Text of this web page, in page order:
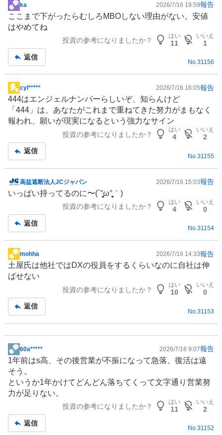
掲
示
板
ka 2026/7/16 19:59報告
ここまで下がったらむしろMBOしない理由がない。安値
はやめてね
投資の参考になりましたか？
はい
11
いいえ
1
返信
No.31156
掲
示
記
cyl***** 2026/7/16 16:05報告
444はエンジェルナンバーらしいぞ、知らんけど
「444」は、あなたがこれまで重ねてきた努力がまもなく
報われ、願いが現実になるという強力なサイン
投資の参考になりましたか？
はい
4
いいえ
2
返信
No. 31155
掲
示
事
高益遮断法人JCジャパン 2026/7/16 15:03報告
いっぱい持ってるのに〜(´°̥̥̥̥̥̥̥̥ω°̥̥̥̥̥̥̥̥｀)
投資の参考になりましたか？
はい
4
いいえ
0
返信
No.31154
掲
示
板
mohha 2026/7/16 14:33報告
土屋氏は他社ではDXの役員をするくらいなのに自社は伸
ばせない
投資の参考になりましたか？
はい
10
いいえ
0
返信
No. 31153
掲
示
板
記
事
60a***** 2026/7/16 9:07報告
1年前はs高、その後営業が不振になって急落、復活は遠
そう。
というか1年かけてどんどん落ちてくって文字通り営業努
力が足りない。
投資の参考になりましたか？
はい
11
いいえ
2
返信
No.31152